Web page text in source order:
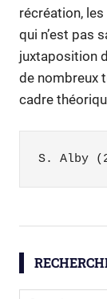
récréation,
qui n’est pas
juxtaposition
de nombreux
cadre
S. Alby
langue
linguistique